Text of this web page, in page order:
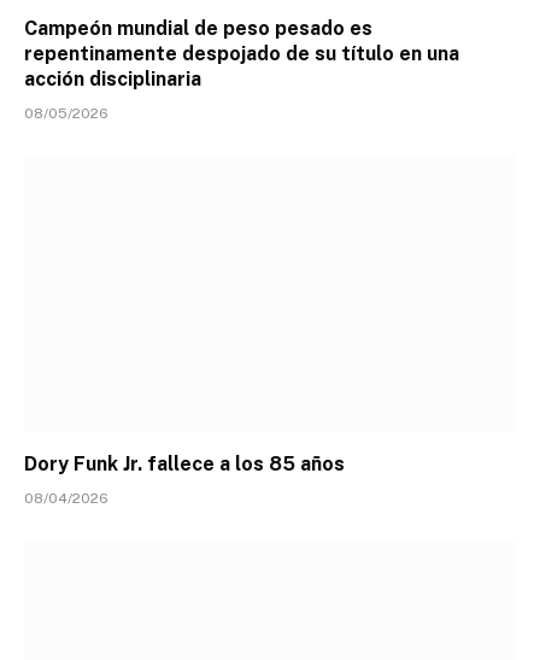
Campeón mundial de peso pesado es
repentinamente despojado de su título en una
acción disciplinaria
08/05/2026
Dory Funk Jr. fallece a los 85 años
08/04/2026